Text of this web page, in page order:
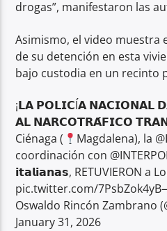
drogas”, manifestaron las
Asimismo, el video muestra
de su detención en esta
bajo custodia en un recinto
¡𝗟𝗔 𝗣𝗢𝗟𝗜𝗖Í𝗔 𝗡𝗔𝗖𝗜𝗢𝗡𝗔𝗟
𝗔𝗟 𝗡𝗔𝗥𝗖𝗢𝗧𝗥𝗔́𝗙𝗜𝗖𝗢
Ciénaga (
Magdalena), la
coordinación con
𝗶𝘁𝗮𝗹𝗶𝗮𝗻𝗮𝘀, RETUVIERON a
pic.twitter.com/
Oswaldo Rincón Zambrano
January 31, 2026